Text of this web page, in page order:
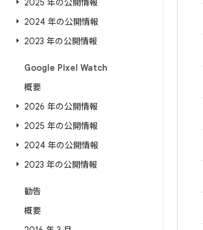
2025 年の公開情報
2024 年の公開情報
2023 年の公開情報
Google Pixel Watch
概要
2026 年の公開情報
2025 年の公開情報
2024 年の公開情報
2023 年の公開情報
勧告
概要